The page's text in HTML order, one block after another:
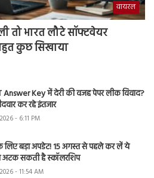
वायरल
तो भारत लौटे सॉफ्टवेयर
कुछ सिखाया
Answer Key में देरी की वजह पेपर लीक विवाद?
कर रहे इंतजार
- 6:11 PM
के लिए बड़ा अपडेट! 15 अगस्त से पहले कर लें ये
अटक सकती है स्कॉलरशिप
- 11:54 AM